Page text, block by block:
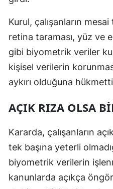
Kurul, çalışanların
retina taraması, yüz ve
gibi biyometrik veriler
kişisel verilerin
aykırı olduğuna
AÇIK RIZA OLSA
Kararda, çalışanların
tek başına yeterli
biyometrik verilerin
kanunlarda açıkça